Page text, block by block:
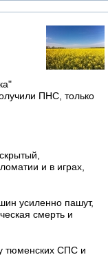
ПНС, только
и в играх,
усиленно пашут,
смерть и
тюменских СПС и